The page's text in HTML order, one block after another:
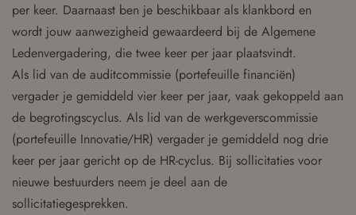
per keer. Daarnaast ben je beschikbaar als klankbord en
wordt jouw aanwezigheid gewaardeerd bij de Algemene
Ledenvergadering, die twee keer per jaar plaatsvindt.
Als lid van de auditcommissie (portefeuille financiën)
vergader je gemiddeld vier keer per jaar, vaak gekoppeld aan
de begrotingscyclus. Als lid van de werkgeverscommissie
(portefeuille Innovatie/HR) vergader je gemiddeld nog drie
keer per jaar gericht op de HR-cyclus. Bij sollicitaties voor
nieuwe bestuurders neem je deel aan de
sollicitatiegesprekken.